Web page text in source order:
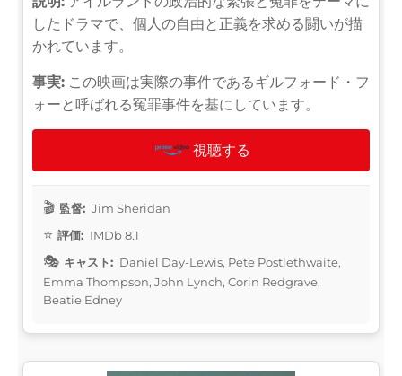
したドラマで、個人の自由と正義を求める闘いが描
かれています。
事実: この映画は実際の事件であるギルフォード・フ
ォーと呼ばれる冤罪事件を基にしています。
視聴する
監督: Jim Sheridan
評価: IMDb 8.1
キャスト: Daniel Day-Lewis, Pete Postlethwaite,
Emma Thompson, John Lynch, Corin Redgrave,
Beatie Edney